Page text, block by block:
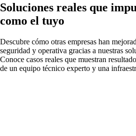
Soluciones reales que
como el tuyo
Descubre cómo otras empresas han
seguridad y operativa gracias a nuestras
Conoce casos reales que muestran
de un equipo técnico experto y una